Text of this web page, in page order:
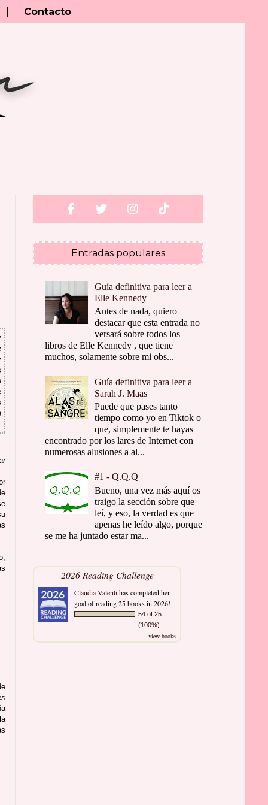
Contacto
Entradas populares
Guía definitiva para leer a
Elle Kennedy
Antes de nada, quiero
destacar que esta entrada no
versará sobre todos los
libros de Elle Kennedy , que tiene
muchos, solamente sobre mi obs...
Guía definitiva para leer a
Sarah J. Maas
Puede que pases tanto
tiempo como yo en Tiktok o
que, simplemente te hayas
encontrado por los lares de Internet con
numerosas alusiones a al...
#1 - Q.Q.Q
Bueno, una vez más aquí os
traigo la sección sobre que
leí, y eso, la verdad es que
apenas he leído algo, porque
se me ha juntado estar ma...
2026 Reading Challenge
Claudia Valentihas completed her
goal of reading 25 books in 2026!
54 of 25
(100%)
view books